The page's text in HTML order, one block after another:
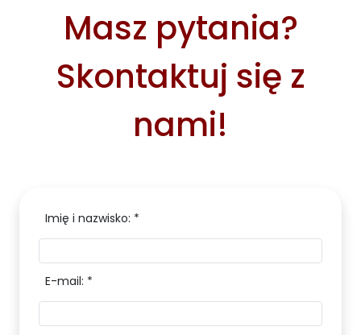
Masz pytania?
Skontaktuj się z
nami!
Imię i nazwisko: *
E-mail: *